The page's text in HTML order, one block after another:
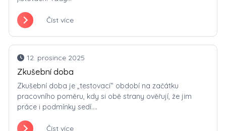
Číst více
12. prosince 2025
Zkušební doba
Zkušební doba je „testovací“ období na začátku
pracovního poměru, kdy si obě strany ověřují, že jim
práce i podmínky sedí....
Číst více